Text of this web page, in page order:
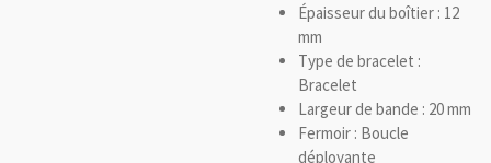
Épaisseur du boîtier : 12
mm
Type de bracelet :
Bracelet
Largeur de bande : 20 mm
Fermoir : Boucle
déployante